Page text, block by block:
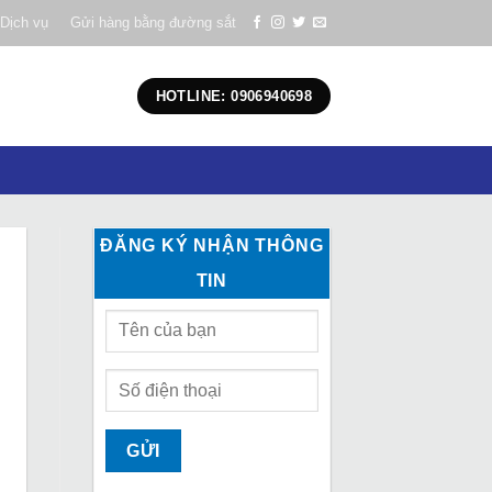
Dịch vụ Gửi hàng bằng đường sắt
HOTLINE: 0906940698
ĐĂNG KÝ NHẬN THÔNG
TIN